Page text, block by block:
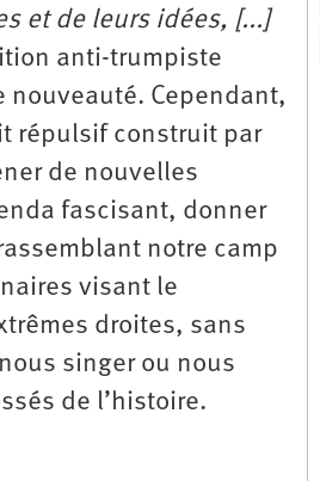
et de leurs idées, [...]
anti-trumpiste
nouveauté. Cependant,
répulsif construit par
de nouvelles
fascisant, donner
notre camp
visant le
droites, sans
singer ou nous
de l’histoire.